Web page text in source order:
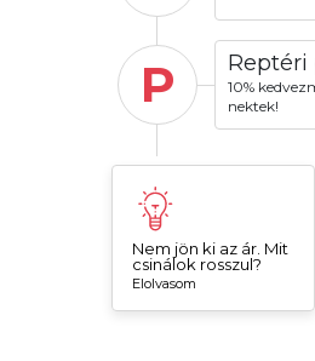
P Reptéri
10%
nektek!
Nem jön ki az ár. Mit
csinálok rosszul?
Elolvasom